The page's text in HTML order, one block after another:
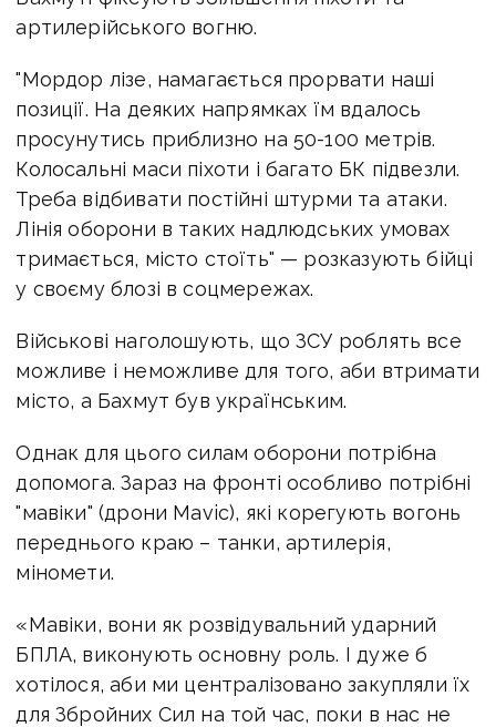
артилерійського вогню.
"Мордор лізе, намагається прорвати наші
позиції. На деяких напрямках їм вдалось
просунутись приблизно на 50-100 метрів.
Колосальні маси піхоти і багато БК підвезли.
Треба відбивати постійні штурми та атаки.
Лінія оборони в таких надлюдських умовах
тримається, місто стоїть" — розказують бійці
у своєму блозі в соцмережах.
Військові наголошують, що ЗСУ роблять все
можливе і неможливе для того, аби втримати
місто, а Бахмут був українським.
Однак для цього силам оборони потрібна
допомога. Зараз на фронті особливо потрібні
"мавіки" (дрони Mavic), які корегують вогонь
переднього краю – танки, артилерія,
міномети.
«Мавіки, вони як розвідувальний ударний
БПЛА, виконують основну роль. І дуже б
хотілося, аби ми централізовано закупляли їх
для Збройних Сил на той час, поки в нас не